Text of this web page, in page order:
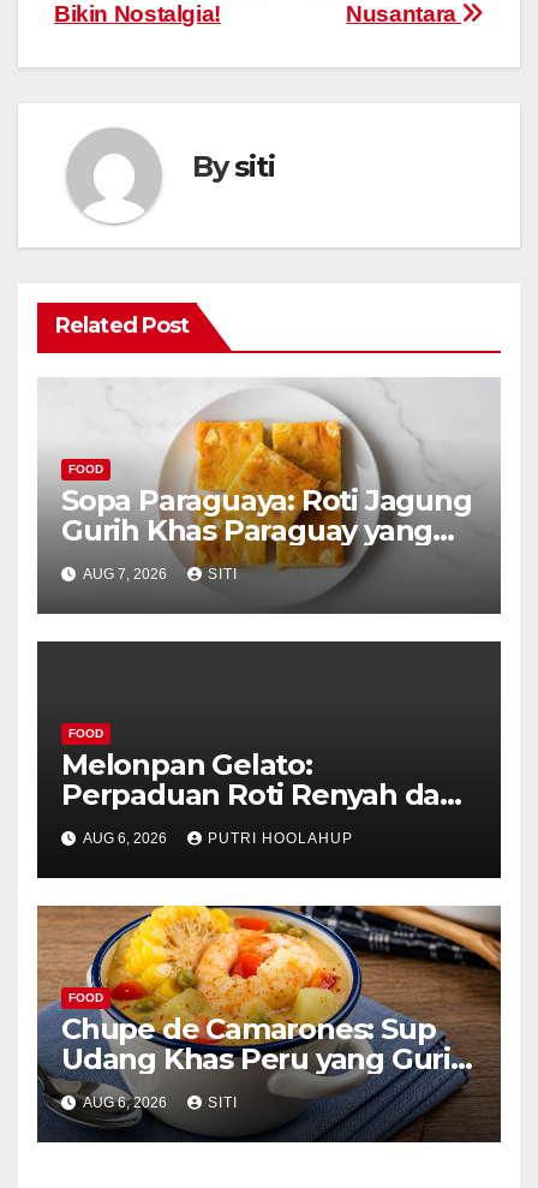
Nusantara
Bikin Nostalgia!
Bysiti
Related Post
FOOD
Sopa Paraguaya: Roti Jagung
Gurih Khas Paraguay yang
Unik
AUG 7, 2026 SITI
FOOD
Melonpan Gelato:
Perpaduan Roti Renyah dan
Es Krim Lembut yang
Menggoda
AUG 6, 2026 PUTRI HOOLAHUP
FOOD
Chupe de Camarones: Sup
Udang Khas Peru yang Gurih
Lezat
AUG 6, 2026 SITI